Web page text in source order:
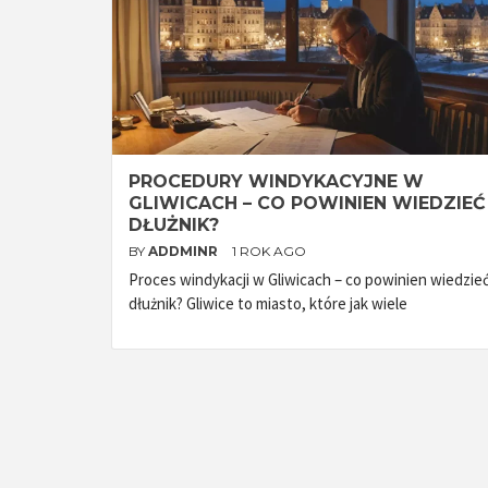
PROCEDURY WINDYKACYJNE W
GLIWICACH – CO POWINIEN WIEDZIEĆ
DŁUŻNIK?
BY ADDMINR 1 ROK AGO
Proces windykacji w Gliwicach – co powinien
dłużnik? Gliwice to miasto, które jak wiele